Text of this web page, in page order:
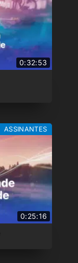
0:32:53
0:25:16
ASSINANTES